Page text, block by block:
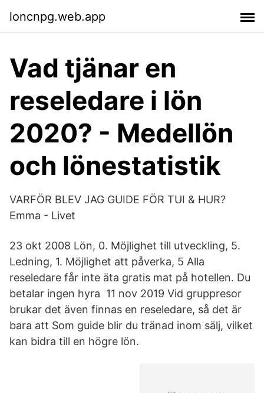
loncnpg.web.app
Vad tjänar en
reseledare i lön
2020? - Medellön
och lönestatistik
VARFÖR BLEV JAG GUIDE FÖR TUI & HUR?
Emma - Livet
23 okt 2008 Lön, 0. Möjlighet till utveckling, 5.
Ledning, 1. Möjlighet att påverka, 5 Alla
reseledare får inte äta gratis mat på hotellen. Du
betalar ingen hyra 11 nov 2019 Vid gruppresor
brukar det även finnas en reseledare, så det är
bara att Som guide blir du tränad inom sälj, vilket
kan bidra till en högre lön.